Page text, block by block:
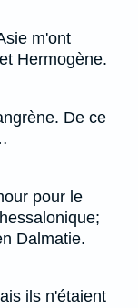
m'ont
Hermogène.
De ce
pour le
Dalmatie.
ils n'étaient